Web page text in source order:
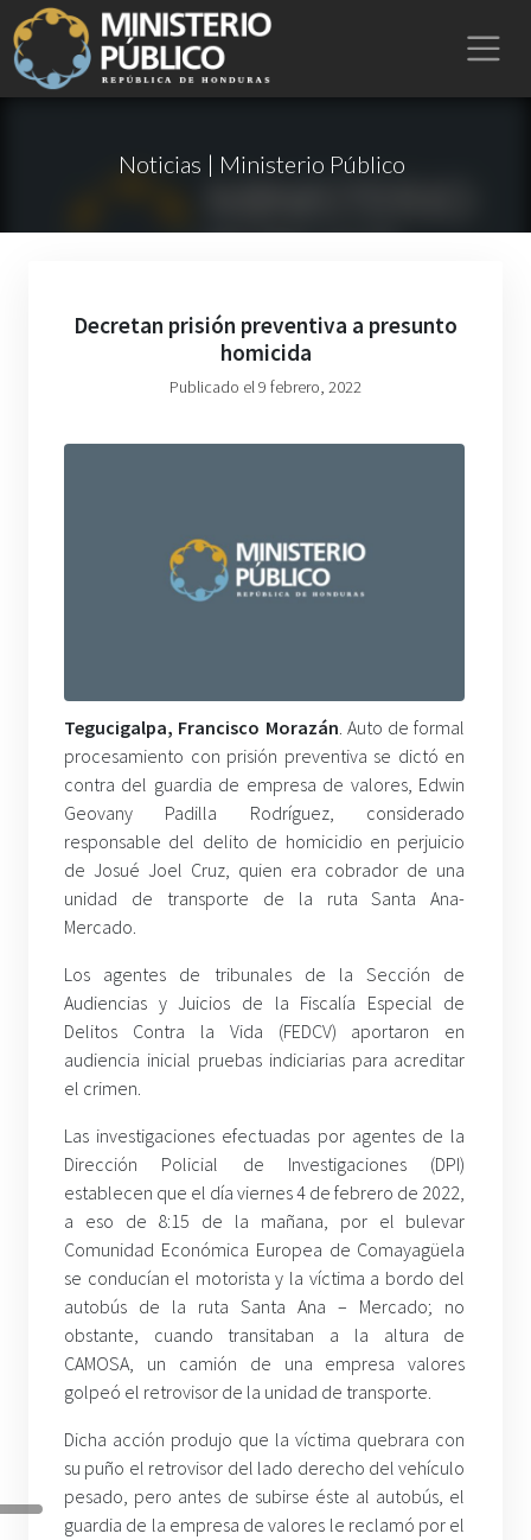
Noticias | Ministerio Público
Decretan prisión preventiva a presunto
homicida
Publicado el 9 febrero, 2022
Tegucigalpa, Francisco Morazán. Auto de formal
procesamiento con prisión preventiva se dictó en
contra del guardia de empresa de valores, Edwin
Geovany Padilla Rodríguez, considerado
responsable del delito de homicidio en perjuicio
de Josué Joel Cruz, quien era cobrador de una
unidad de transporte de la ruta Santa Ana-
Mercado.
Los agentes de tribunales de la Sección de
Audiencias y Juicios de la Fiscalía Especial de
Delitos Contra la Vida (FEDCV) aportaron en
audiencia inicial pruebas indiciarias para acreditar
el crimen.
Las investigaciones efectuadas por agentes de la
Dirección Policial de Investigaciones (DPI)
establecen que el día viernes 4 de febrero de 2022,
a eso de 8:15 de la mañana, por el bulevar
Comunidad Económica Europea de Comayagüela
se conducían el motorista y la víctima a bordo del
autobús de la ruta Santa Ana – Mercado; no
obstante, cuando transitaban a la altura de
CAMOSA, un camión de una empresa valores
golpeó el retrovisor de la unidad de transporte.
Dicha acción produjo que la víctima quebrara con
su puño el retrovisor del lado derecho del vehículo
pesado, pero antes de subirse éste al autobús, el
guardia de la empresa de valores le reclamó por el